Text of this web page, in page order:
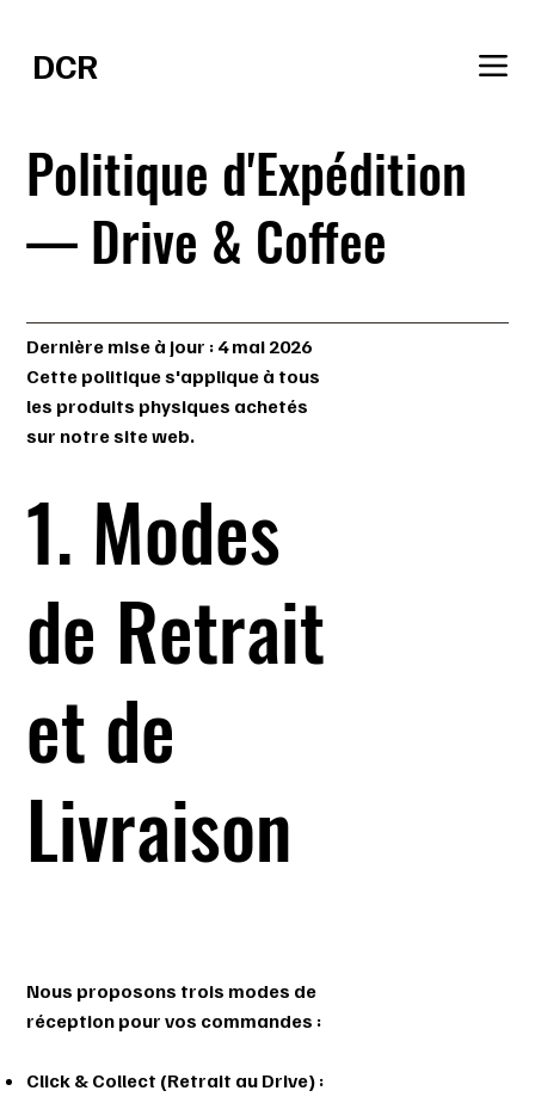
DCR
Politique d'Expédition
— Drive & Coffee
Dernière mise à jour : 4 mai 2026
Cette politique s'applique à tous
les produits physiques achetés
sur notre site web.
1. Modes
de Retrait
et de
Livraison
Nous proposons trois modes de
réception pour vos commandes :
Click & Collect (Retrait au Drive) :